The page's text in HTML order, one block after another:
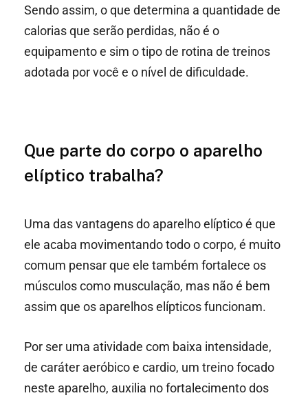
Sendo assim, o que determina a quantidade de
calorias que serão perdidas, não é o
equipamento e sim o tipo de rotina de treinos
adotada por você e o nível de dificuldade.
Que parte do corpo o aparelho
elíptico trabalha?
Uma das vantagens do aparelho elíptico é que
ele acaba movimentando todo o corpo, é muito
comum pensar que ele também fortalece os
músculos como musculação, mas não é bem
assim que os aparelhos elípticos funcionam.
Por ser uma atividade com baixa intensidade,
de caráter aeróbico e cardio, um treino focado
neste aparelho, auxilia no fortalecimento dos